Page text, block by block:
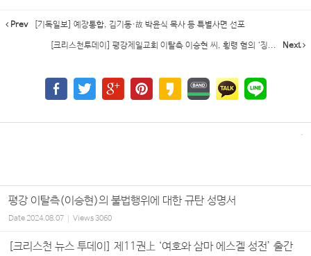
Prev [기독일보] 예장통합, 김기동·故 박윤식 목사 등 특별사면 선포
[크리스천투데이] 평강제일교회 이탈측 이승현 씨, 횡령 혐의 ‘징... Next
평강 이탈측(이승현)의 불법행위에 대한 규탄 성명서
Date2024.08.07 Views3060
[크리스천 뉴스 투데이] 제11권上 ‘여호와 삼마 에스겔 성전’ 출간